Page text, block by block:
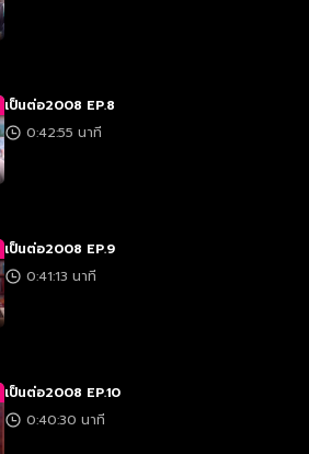
เป็นต่อ2008 EP.8
0:42:55 นาที
เป็นต่อ2008 EP.9
0:41:13 นาที
เป็นต่อ2008 EP.10
0:40:30 นาที